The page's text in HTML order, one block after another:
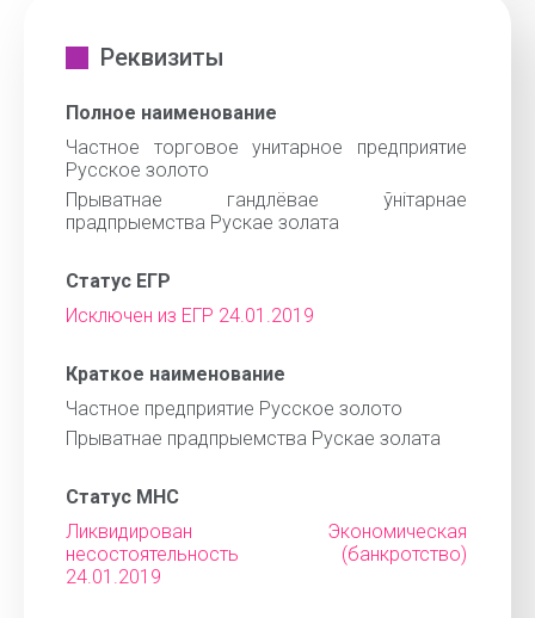
Реквизиты
Полное наименование
Частное торговое унитарное предприятие
Русское золото
Прыватнае гандлёвае ўнітарнае
прадпрыемства Рускае золата
Статус ЕГР
Исключен из ЕГР 24.01.2019
Краткое наименование
Частное предприятие Русское золото
Прыватнае прадпрыемства Рускае золата
Статус МНС
Ликвидирован Экономическая
несостоятельность (банкротство)
24.01.2019